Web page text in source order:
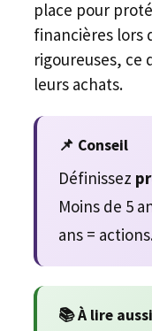
place pour
financières lors
rigoureuses, ce
leurs achats.
📌 Conseil
Définissez
Moins de 5
ans =
📚 À lire aussi